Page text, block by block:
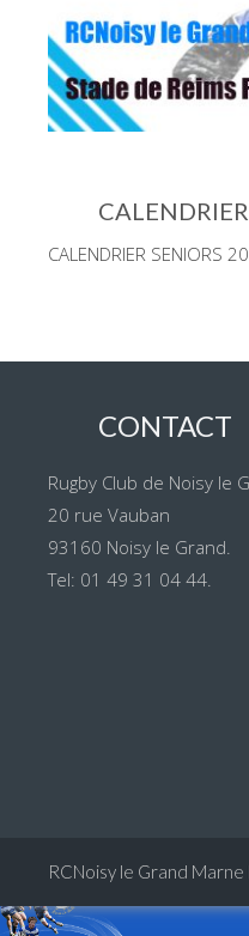
CALENDRIER SENIORS
CONTACT
Rugby Club de Noisy le
20 rue Vauban
93160 Noisy le Grand.
Tel: 01 49 31 04 44.
RCNoisy le Grand Marne